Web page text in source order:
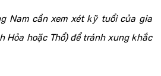
Nam cần xem xét kỹ tuổi của gia
Hỏa hoặc Thổ) để tránh xung khắc